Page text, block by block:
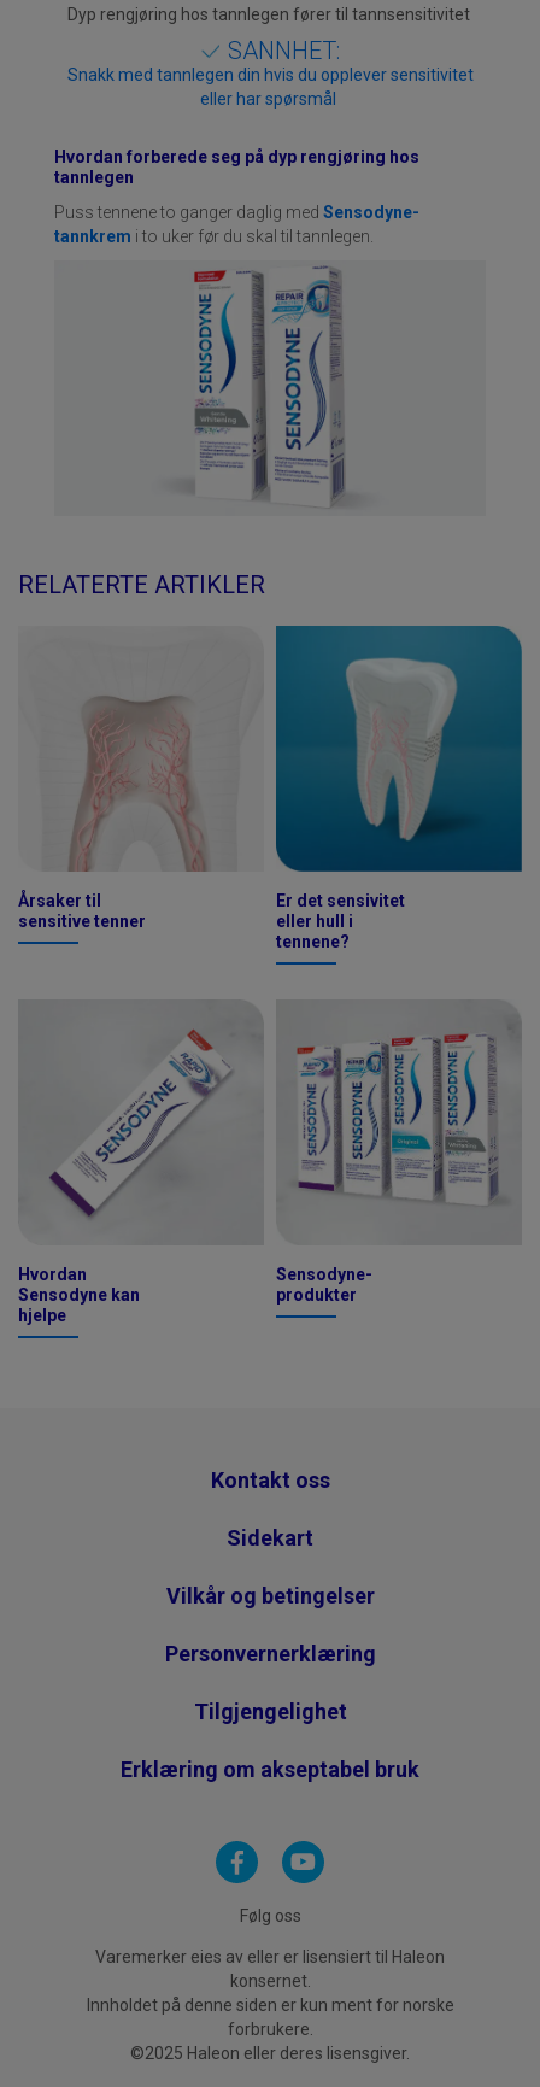
Dyp rengjøring hos tannlegen fører til tannsensitivitet
SANNHET:
Snakk med tannlegen din hvis du opplever sensitivitet
eller har spørsmål
Hvordan forberede seg på dyp rengjøring hos
tannlegen
Puss tennene to ganger daglig med Sensodyne-
tannkrem i to uker før du skal til tannlegen.
RELATERTE ARTIKLER
Årsaker til
sensitive tenner
Er det sensivitet
eller hull i
tennene?
Hvordan
Sensodyne kan
hjelpe
Sensodyne-
produkter
Kontakt oss
Sidekart
Vilkår og betingelser
Personvernerklæring
Tilgjengelighet
Erklæring om akseptabel bruk
Følg oss
Varemerker eies av eller er lisensiert til Haleon
konsernet.
Innholdet på denne siden er kun ment for norske
forbrukere.
©2025 Haleon eller deres lisensgiver.